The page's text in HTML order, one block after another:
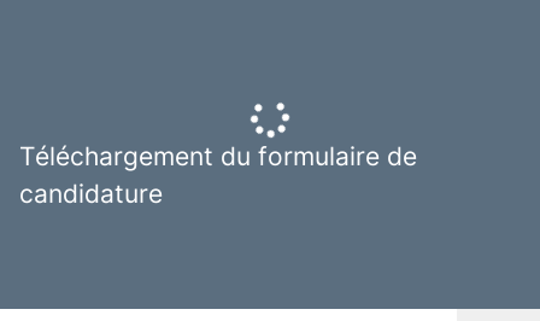
Téléchargement du formulaire de
candidature